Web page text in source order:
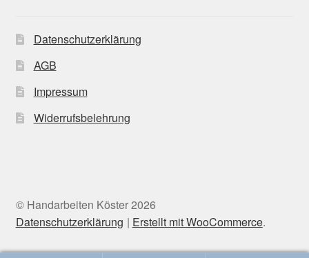
Datenschutzerklärung
AGB
Impressum
Widerrufsbelehrung
© Handarbeiten Köster 2026
Datenschutzerklärung
Erstellt mit WooCommerce.